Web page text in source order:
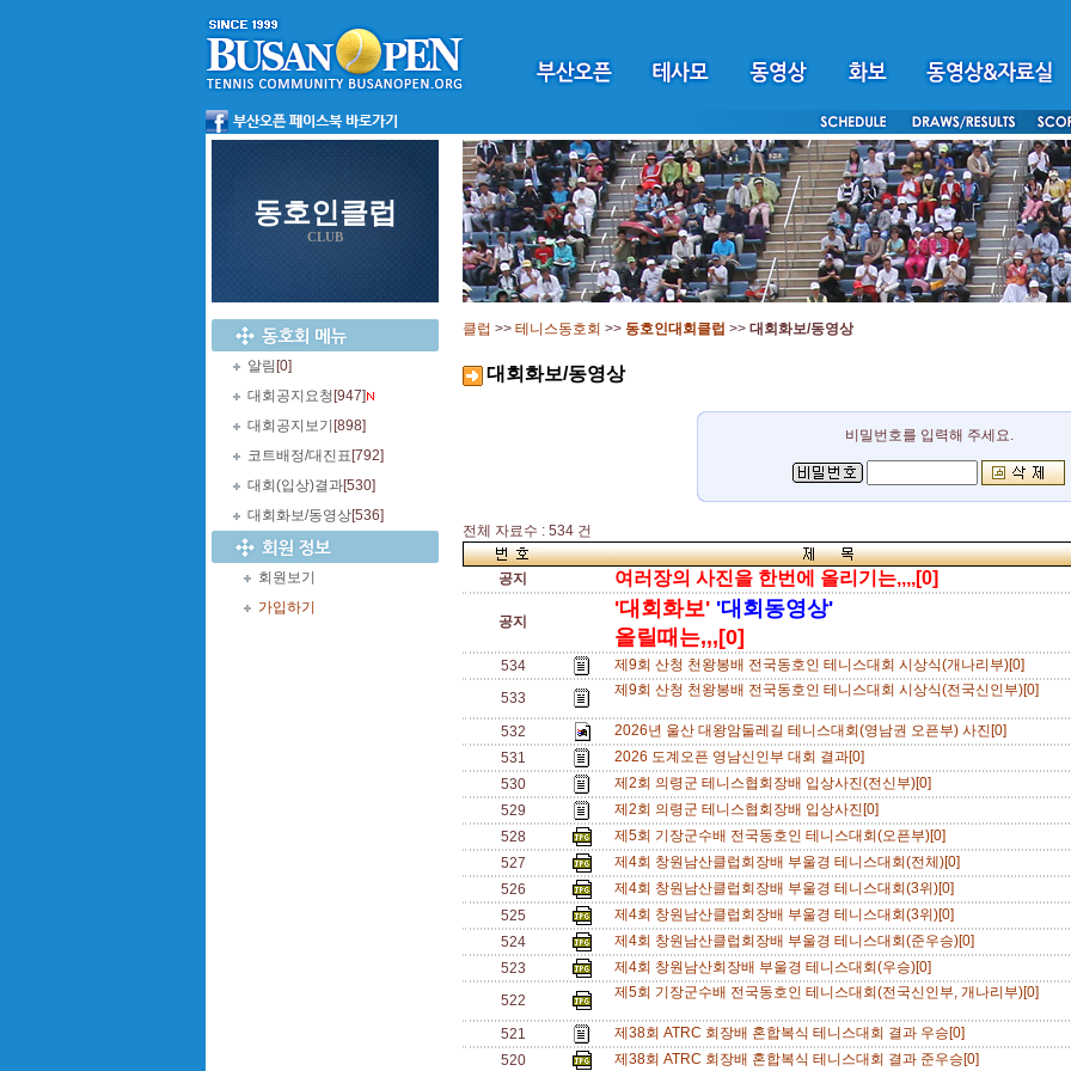
동호인클럽
CLUB
알림 [0]
대회공지요청 [947]
대회공지보기 [898]
코트배정/대진표 [792]
대회(입상)결과[530]
대회화보/동영상[536]
회원보기
가입하기
클럽 >> 테니스동호회 >> 동호인대회클럽 >> 대회화보/동영상
대회화보/동영상
비밀번호를 입력해 주세요.
전체 자료수 : 534 건
공지 여러장의 사진을 한번에 올리기는,,,,[0]
공지
'대회화보' '대회동영상'
올릴때는,,,[0]
534
제9회 산청 천왕봉배 전국동호인 테니스대회 시상식(개나리부)[0]
533
제9회 산청 천왕봉배 전국동호인 테니스대회 시상식(전국신인부)[0]
532
2026년 울산 대왕암둘레길 테니스대회(영남권 오픈부) 사진[0]
531
2026 도계오픈 영남신인부 대회 결과[0]
530
제2회 의령군 테니스협회장배 입상사진(전신부)[0]
529
제2회 의령군 테니스협회장배 입상사진[0]
528
제5회 기장군수배 전국동호인 테니스대회(오픈부)[0]
527
제4회 창원남산클럽회장배 부울경 테니스대회(전체)[0]
526
제4회 창원남산클럽회장배 부울경 테니스대회(3위)[0]
525
제4회 창원남산클럽회장배 부울경 테니스대회(3위)[0]
524
제4회 창원남산클럽회장배 부울경 테니스대회(준우승)[0]
523
제4회 창원남산회장배 부울경 테니스대회(우승)[0]
522
제5회 기장군수배 전국동호인 테니스대회(전국신인부, 개나리부)[0]
521
제38회 ATRC 회장배 혼합복식 테니스대회 결과 우승[0]
520
제38회 ATRC 회장배 혼합복식 테니스대회 결과 준우승[0]